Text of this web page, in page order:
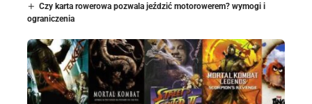
Czy karta rowerowa pozwala jeździć motorowerem? wymogi i
ograniczenia